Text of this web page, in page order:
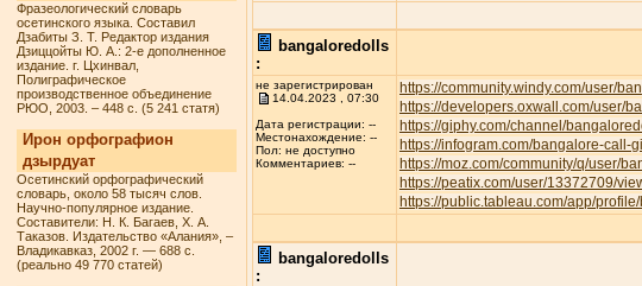
Фразеологический словарь
осетинского языка. Составил
Дзабиты З. Т. Редактор издания
Дзиццойты Ю. А.: 2-е дополненное
издание. г. Цхинвал,
Полиграфическое
производственное объединение
РЮО, 2003. – 448 с. (5 241 статя)
Ирон орфографион
дзырдуат
Осетинский орфографический
словарь, около 58 тысяч слов.
Научно-популярное издание.
Составители: Н. К. Багаев, Х. А.
Таказов. Издательство «Алания», –
Владикавказ, 2002 г. — 688 с.
(реально 49 770 статей)
bangaloredolls
:
не зарегистрирован
14.04.2023 , 07:30
Дата регистрации: --
Местонахождение: --
Пол: не доступно
Комментариев: --
https://community.windy.com/user/
https://developers.oxwall.com/user/
https://giphy.com/channel/
https://infogram.com/bangalore-
https://moz.com/community/q/user/
https://peatix.com/user/13372709/
https://public.tableau.com/app/
bangaloredolls
: